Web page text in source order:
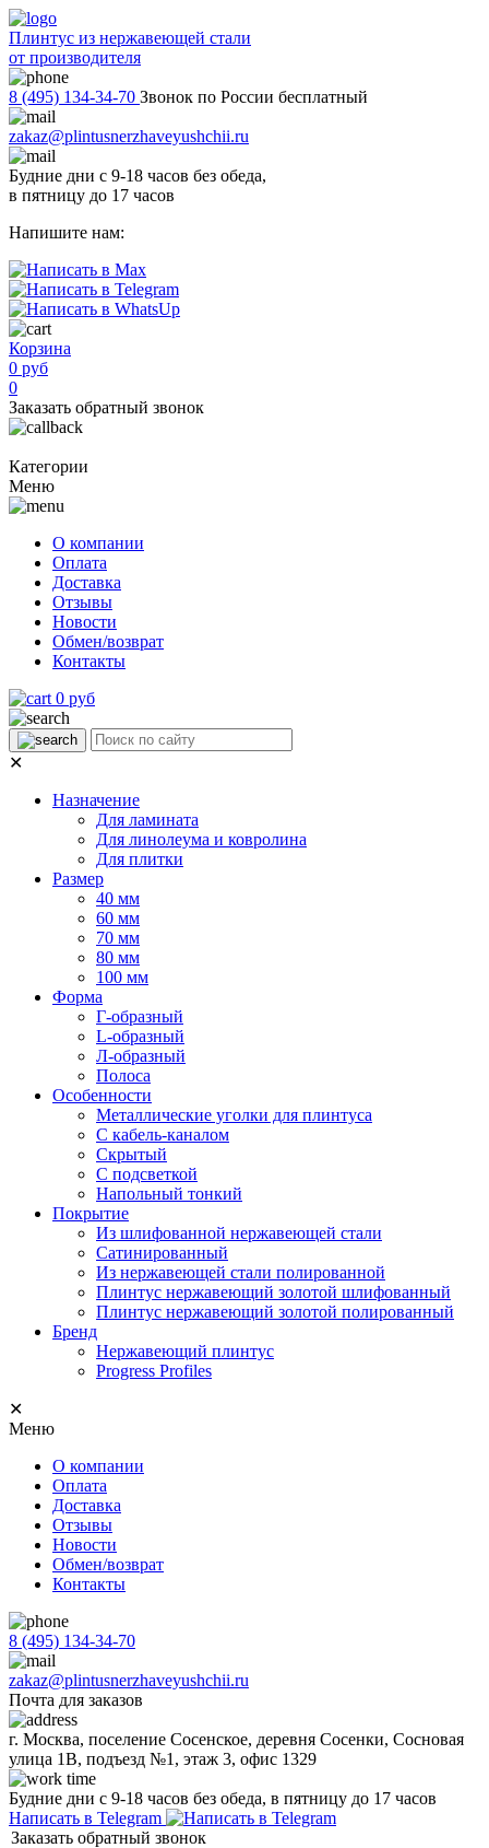
Плинтус из нержавеющей стали
от производителя
8 (495) 134-34-70 Звонок по России бесплатный
zakaz@plintusnerzhaveyushchii.ru
Будние дни с 9-18 часов без обеда,
в пятницу до 17 часов
Напишите нам:
Корзина
0 руб
0
Заказать обратный звонок
Категории
Меню
О компании
Оплата
Доставка
Отзывы
Новости
Обмен/возврат
Контакты
0 руб
✕
Назначение
Для ламината
Для линолеума и ковролина
Для плитки
Размер
40 мм
60 мм
70 мм
80 мм
100 мм
Форма
Г-образный
L-образный
Л-образный
Полоса
Особенности
Металлические уголки для плинтуса
С кабель-каналом
Скрытый
С подсветкой
Напольный тонкий
Покрытие
Из шлифованной нержавеющей стали
Сатинированный
Из нержавеющей стали полированной
Плинтус нержавеющий золотой шлифованный
Плинтус нержавеющий золотой полированный
Бренд
Нержавеющий плинтус
Progress Profiles
✕
Меню
О компании
Оплата
Доставка
Отзывы
Новости
Обмен/возврат
Контакты
8 (495) 134-34-70
zakaz@plintusnerzhaveyushchii.ru
Почта для заказов
г. Москва, поселение Сосенское, деревня Сосенки, Сосновая
улица 1В, подъезд №1, этаж 3, офис 1329
Будние дни с 9-18 часов без обеда, в пятницу до 17 часов
Написать в Telegram
Заказать обратный звонок